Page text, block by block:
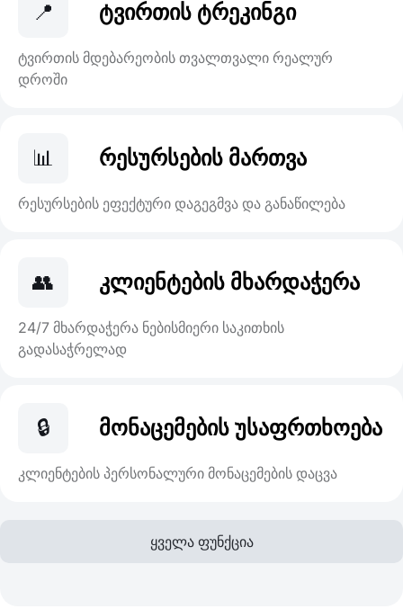
📍 ტვირთის ტრეკინგი
ტვირთის მდებარეობის თვალთვალი რეალურ
დროში
📊 რესურსების მართვა
რესურსების ეფექტური დაგეგმვა და განაწილება
👥 კლიენტების მხარდაჭერა
24/7 მხარდაჭერა ნებისმიერი საკითხის
გადასაჭრელად
🔒 მონაცემების უსაფრთხოება
კლიენტების პერსონალური მონაცემების დაცვა
ყველა ფუნქცია